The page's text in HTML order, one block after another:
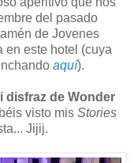
del pasado
de Jovenes
en este hotel (cuya
aquí).
disfraz de Wonder
visto mis Stories
Jijij.